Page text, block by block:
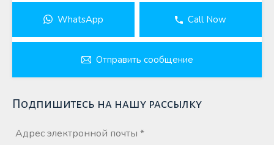
WhatsApp Call Now
Отправить сообщение
Подпишитесь на нашу рассылку